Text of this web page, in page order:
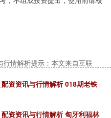
情解析提示：本文来自互联
资资讯与行情解析 018期老铁
资资讯与行情解析 匈牙利福林